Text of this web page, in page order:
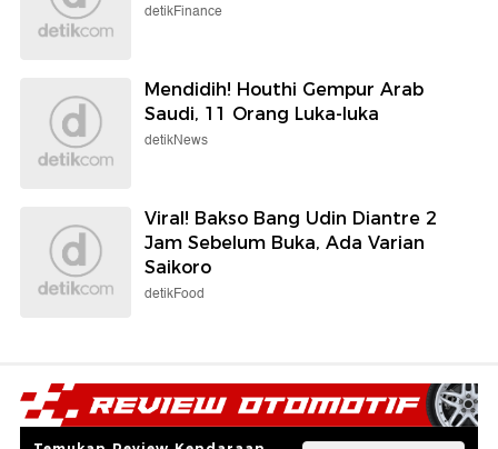
detikFinance
Mendidih! Houthi Gempur Arab
Saudi, 11 Orang Luka-luka
detikNews
Viral! Bakso Bang Udin Diantre 2
Jam Sebelum Buka, Ada Varian
Saikoro
detikFood